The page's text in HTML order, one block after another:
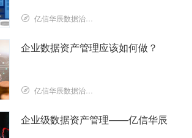
亿信华辰数据治理研究院
企业数据资产管理应该如何做？
亿信华辰数据治理研究院
企业级数据资产管理——亿信华辰